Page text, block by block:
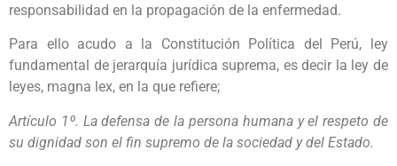
responsabilidad en la propagación de la enfermedad.
Para ello acudo a la Constitución Política del Perú, ley
fundamental de jerarquía jurídica suprema, es decir la ley de
leyes, magna lex, en la que refiere;
Artículo 1º. La defensa de la persona humana y el respeto de
su dignidad son el fin supremo de la sociedad y del Estado.